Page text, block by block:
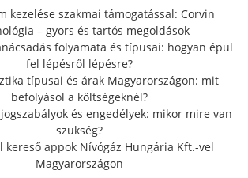
r
:
kezelése szakmai támogatással: Corvin
– gyors és tartós megoldások
folyamata és típusai: hogyan épül
fel lépésről lépésre?
típusai és árak Magyarországon: mit
befolyásol a költségeknél?
és engedélyek: mikor mire van
szükség?
kereső appok Nívógáz Hungária Kft.-vel
Magyarországon